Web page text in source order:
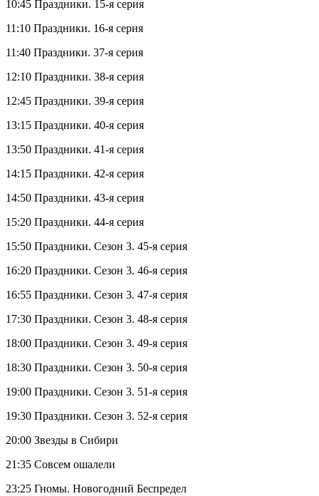
10:45 Праздники. 15-я серия
11:10 Праздники. 16-я серия
11:40 Праздники. 37-я серия
12:10 Праздники. 38-я серия
12:45 Праздники. 39-я серия
13:15 Праздники. 40-я серия
13:50 Праздники. 41-я серия
14:15 Праздники. 42-я серия
14:50 Праздники. 43-я серия
15:20 Праздники. 44-я серия
15:50 Праздники. Сезон 3. 45-я серия
16:20 Праздники. Сезон 3. 46-я серия
16:55 Праздники. Сезон 3. 47-я серия
17:30 Праздники. Сезон 3. 48-я серия
18:00 Праздники. Сезон 3. 49-я серия
18:30 Праздники. Сезон 3. 50-я серия
19:00 Праздники. Сезон 3. 51-я серия
19:30 Праздники. Сезон 3. 52-я серия
20:00 Звезды в Сибири
21:35 Совсем ошалели
23:25 Гномы. Новогодний Беспредел